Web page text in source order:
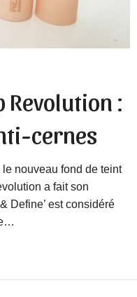
Revolution :
cernes
nouveau fond de teint
a fait son
Define’ est considéré